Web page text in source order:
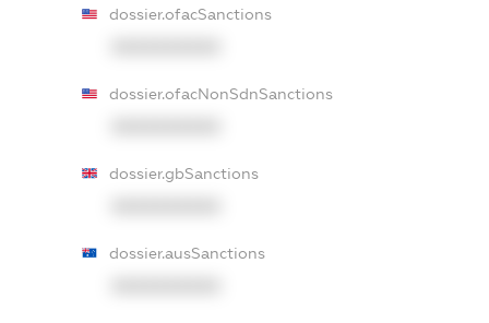
dossier.ofacSanctions
dossier.ofacNonSdnSanctions
dossier.gbSanctions
dossier.ausSanctions